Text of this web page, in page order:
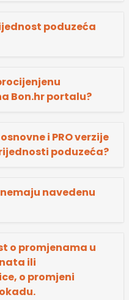
poduzeća
Bon.hr portalu?
i PRO verzije
poduzeća?
navedenu
o promjenama u
ili
o promjeni